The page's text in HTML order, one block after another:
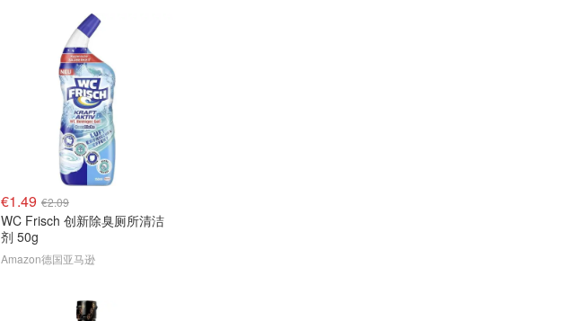
€1.49 €2.09
WC Frisch 创新除臭厕所清洁
剂 50g
Amazon德国亚马逊